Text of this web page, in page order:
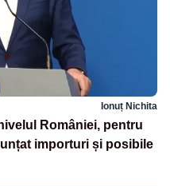
Ionuț Nichita
României, pentru
importuri și posibile